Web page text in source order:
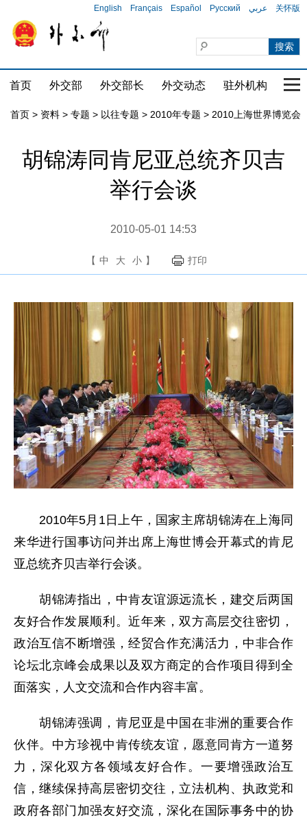
English Français Español Русский عربي 关怀版
首页 外交部 外交部长 外交动态 驻外机构 国
首页 > 资料 > 专题 > 以往专题 > 2010年专题 > 2010上海世界博览会
胡锦涛同肯尼亚总统齐贝吉
举行会谈
2010-05-01 14:53
【 中 大 小 】 打印
2010年5月1日上午，国家主席胡锦涛在上海同
来华进行国事访问并出席上海世博会开幕式的肯尼
亚总统齐贝吉举行会谈。
胡锦涛指出，中肯友谊源远流长，建交后两国
友好合作发展顺利。近年来，双方高层交往密切，
政治互信不断增强，经贸合作充满活力，中非合作
论坛北京峰会成果以及双方商定的合作项目得到全
面落实，人文交流和合作内容丰富。
胡锦涛强调，肯尼亚是中国在非洲的重要合作
伙伴。中方珍视中肯传统友谊，愿意同肯方一道努
力，深化双方各领域友好合作。一要增强政治互
信，继续保持高层密切交往，立法机构、执政党和
政府各部门加强友好交流，深化在国际事务中的协